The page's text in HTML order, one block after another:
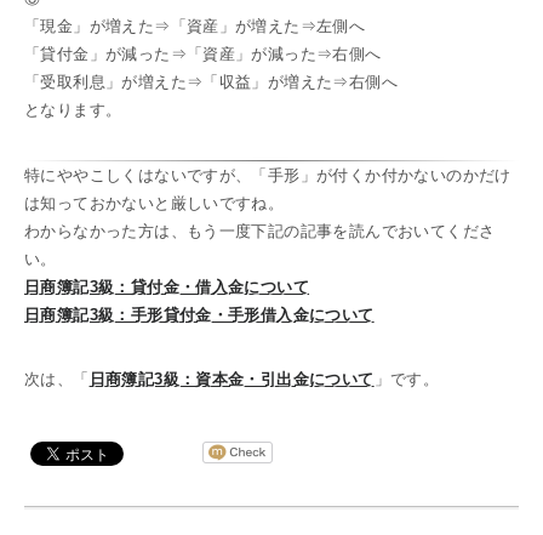
「現金」が増えた⇒「資産」が増えた⇒左側へ
「貸付金」が減った⇒「資産」が減った⇒右側へ
「受取利息」が増えた⇒「収益」が増えた⇒右側へ
となります。
特にややこしくはないですが、「手形」が付くか付かないのかだけ
は知っておかないと厳しいですね。
わからなかった方は、もう一度下記の記事を読んでおいてくださ
い。
日商簿記3級：貸付金・借入金について
日商簿記3級：手形貸付金・手形借入金について
次は、「 日商簿記3級：資本金・引出金について 」です。